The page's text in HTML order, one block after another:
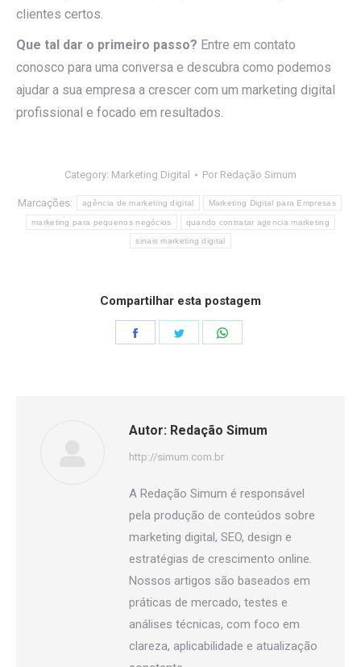
clientes certos.
Que tal dar o primeiro passo? Entre em contato
conosco para uma conversa e descubra como podemos
ajudar a sua empresa a crescer com um marketing digital
profissional e focado em resultados.
Category: Marketing Digital Por Redação Simum
Marcações: agência de marketing digital Marketing Digital para Empresas
marketing para pequenos negócios quando contratar agencia marketing
sinais marketing digital
Compartilhar esta postagem
Autor: Redação Simum
http://simum.com.br
A Redação Simum é responsável
pela produção de conteúdos sobre
marketing digital, SEO, design e
estratégias de crescimento online.
Nossos artigos são baseados em
práticas de mercado, testes e
análises técnicas, com foco em
clareza, aplicabilidade e atualização